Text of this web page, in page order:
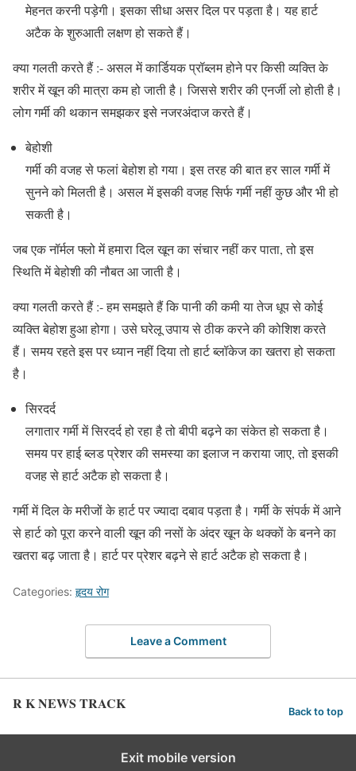
मेहनत करनी पड़ेगी। इसका सीधा असर दिल पर पड़ता है। यह हार्ट
अटैक के शुरुआती लक्षण हो सकते हैं।
क्या गलती करते हैं :- असल में कार्डियक प्रॉब्लम होने पर किसी व्यक्ति के
शरीर में खून की मात्रा कम हो जाती है। जिससे शरीर की एनर्जी लो होती है।
लोग गर्मी की थकान समझकर इसे नजरअंदाज करते हैं।
बेहोशी
गर्मी की वजह से फलां बेहोश हो गया। इस तरह की बात हर साल गर्मी में
सुनने को मिलती है। असल में इसकी वजह सिर्फ गर्मी नहीं कुछ और भी हो
सकती है।
जब एक नॉर्मल फ्लो में हमारा दिल खून का संचार नहीं कर पाता, तो इस
स्थिति में बेहोशी की नौबत आ जाती है।
क्या गलती करते हैं :- हम समझते हैं कि पानी की कमी या तेज धूप से कोई
व्यक्ति बेहोश हुआ होगा। उसे घरेलू उपाय से ठीक करने की कोशिश करते
हैं। समय रहते इस पर ध्यान नहीं दिया तो हार्ट ब्लॉकेज का खतरा हो सकता
है।
सिरदर्द
लगातार गर्मी में सिरदर्द हो रहा है तो बीपी बढ़ने का संकेत हो सकता है।
समय पर हाई ब्लड प्रेशर की समस्या का इलाज न कराया जाए, तो इसकी
वजह से हार्ट अटैक हो सकता है।
गर्मी में दिल के मरीजों के हार्ट पर ज्यादा दबाव पड़ता है। गर्मी के संपर्क में आने
से हार्ट को पूरा करने वाली खून की नसों के अंदर खून के थक्कों के बनने का
खतरा बढ़ जाता है। हार्ट पर प्रेशर बढ़ने से हार्ट अटैक हो सकता है।
Categories: हृदय रोग
Leave a Comment
R K NEWS TRACK Back to top
Exit mobile version